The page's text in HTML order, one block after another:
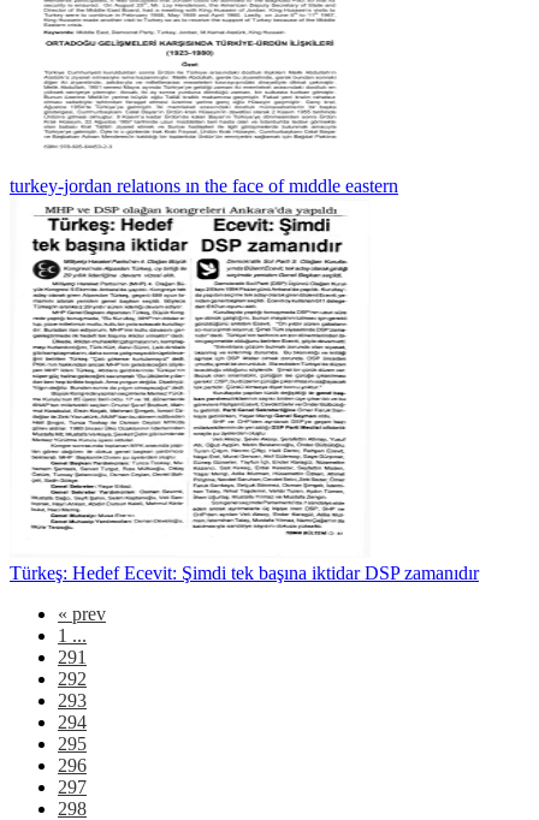
turkey-jordan relatıons ın the face of mıddle eastern
Türkeş: Hedef Ecevit: Şimdi tek başına iktidar DSP zamanıdır
« prev
1 ...
291
292
293
294
295
296
297
298